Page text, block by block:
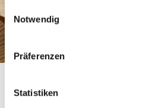
Datenschutzhinweisen
mehr
personenbezogene Daten
Impressum.
Notwendig
Präferenzen
Statistiken